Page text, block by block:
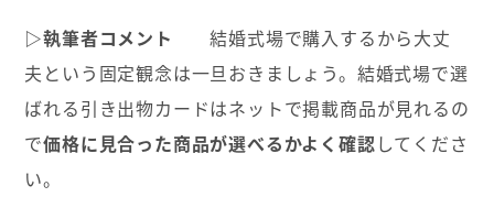
▷執筆者コメント
結婚式場で購入するから大丈
夫という固定観念は一旦おきましょう。結婚式場で選
ばれる引き出物カードはネットで掲載商品が見れるの
で価格に見合った商品が選べるかよく確認してくださ
い。